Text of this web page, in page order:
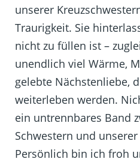
unserer
Traurigkeit. Sie
nicht zu füllen ist –
unendlich viel Wärme,
gelebte Nächstenliebe,
weiterleben werden.
ein untrennbares Band
Schwestern und
Persönlich bin ich froh